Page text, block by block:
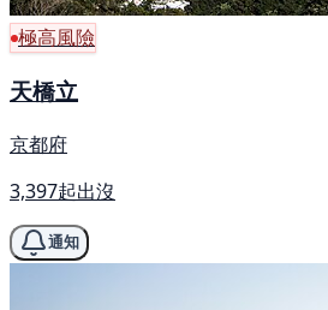
極高風險
天橋立
京都府
3,397起出沒
通知